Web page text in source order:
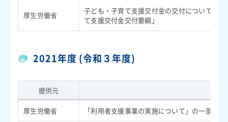
厚生労働省
子ども・子育て支援交付金の交付について（
て支援交付金交付要綱」
2021年度 (令和３年度)
提供元
厚生労働省 「利用者支援事業の実施について」の一部改